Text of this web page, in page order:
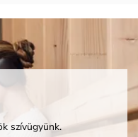
szívügyünk.